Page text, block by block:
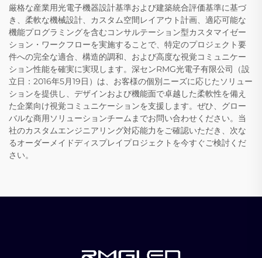
厳格な産業用光電子機器設計基準および建築統合評価基準に基づ
き、柔軟な機械設計、カスタム空間レイアウト計画、適応可能な
機能プログラミングを含むコンサルテーション型カスタマイゼー
ション・ワークフローを実施することで、特定のプロジェクト要
件への完全な適合、構造的調和、および高度な視覚コミュニケー
ション性能を確実に実現します。深センRMG光電子有限公司（設
立日：2016年5月19日）は、お客様の個別ニーズに応じたソリュー
ションを提供し、デザインおよび機能面で卓越した柔軟性を備え
た企業向け視覚コミュニケーションを支援します。ぜひ、グロー
バルな商用ソリューションチームまでお問い合わせください。当
社のカスタムエンジニアリング対応能力をご確認いただき、次な
るオーダーメイドディスプレイプロジェクトを今すぐご検討くだ
さい。